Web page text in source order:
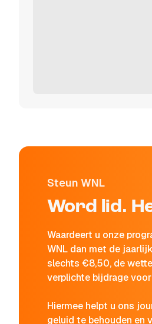
Steun WNL
Word lid.
Waardeert u onze
WNL dan met de
slechts €8,50, de
verplichte bijdrage
Hiermee helpt u ons
geluid te behouden en